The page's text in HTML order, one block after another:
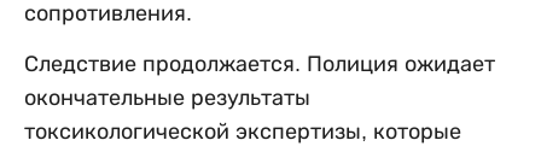
сопротивления.
Следствие продолжается. Полиция ожидает
окончательные результаты
токсикологической экспертизы, которые